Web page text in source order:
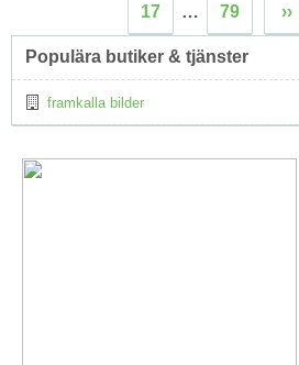
17 … 79 ››
Populära butiker & tjänster
framkalla bilder